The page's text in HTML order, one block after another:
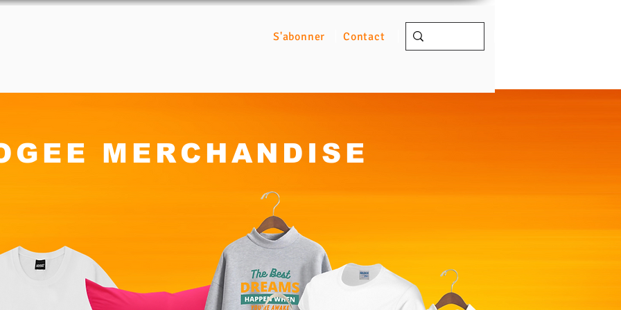
S'abonner Contact
MERCHANDISE